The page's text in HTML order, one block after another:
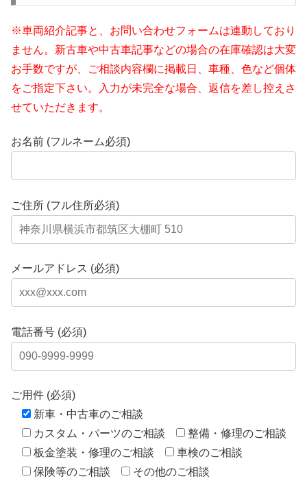
※車両紹介記事と、お問い合わせフォームは連動しており
ません。新古車や中古車記事などの場合の在庫確認は大変
お手数ですが、ご相談内容欄に掲載日、車種、色など個体
をご指定下さい。入力が未完全な場合、返信を差し控えさ
せていただきます。
お名前 (フルネーム必須)
ご住所 (フル住所必須)
メールアドレス (必須)
電話番号 (必須)
ご用件 (必須)
新車・中古車のご相談
カスタム・パーツのご相談
整備・修理のご相談
板金塗装・修理のご相談
車検のご相談
保険等のご相談
その他のご相談